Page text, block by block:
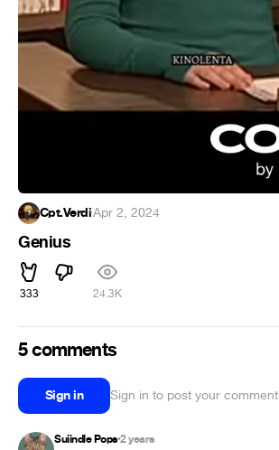
Cpt.Verdi·Apr 2, 2024
Genius
333 24.3K
5 comments
Sign in Sign in to post your comment
Suiindle Pops•2 years